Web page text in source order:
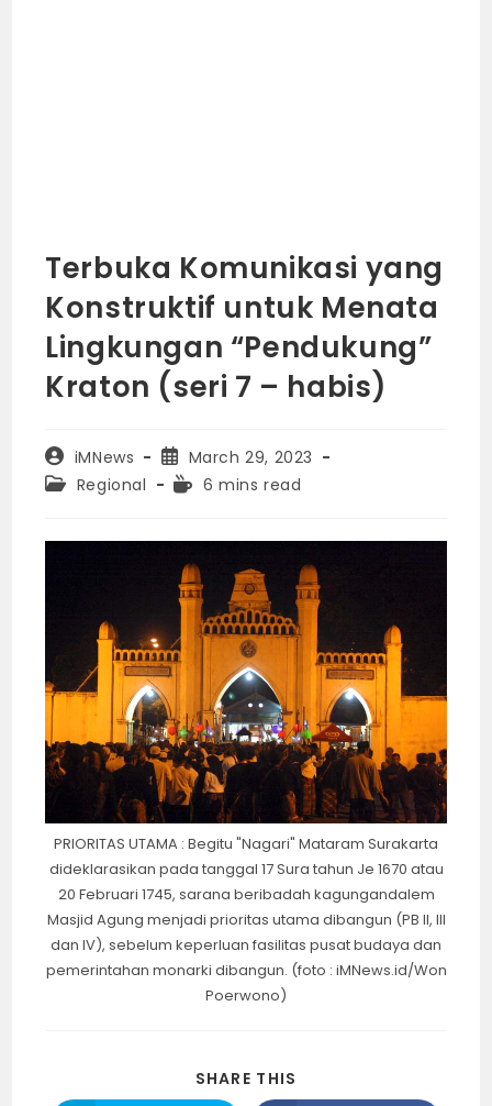
Terbuka Komunikasi yang
Konstruktif untuk Menata
Lingkungan “Pendukung”
Kraton (seri 7 – habis)
Post
author:
iMNews
Post
published:
March 29, 2023
PostRegional
Reading
6 mins read
PRIORITAS UTAMA : Begitu "Nagari" Mataram Surakarta
dideklarasikan pada tanggal 17 Sura tahun Je 1670 atau
20 Februari 1745, sarana beribadah kagungandalem
Masjid Agung menjadi prioritas utama dibangun (PB II, III
dan IV), sebelum keperluan fasilitas pusat budaya dan
pemerintahan monarki dibangun. (foto : iMNews.id/Won
Poerwono)
SHARE THIS